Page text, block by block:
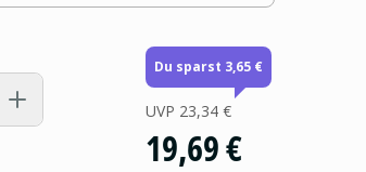
Du sparst 3,65 €
UVP 23,34 €
19,69 €